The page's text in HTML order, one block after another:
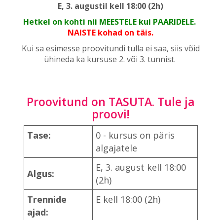
E, 3. augustil kell 18:00 (2h)
Hetkel on kohti nii MEESTELE kui PAARIDELE.
NAISTE kohad on täis.
Kui sa esimesse proovitundi tulla ei saa, siis võid
ühineda ka kursuse 2. või 3. tunnist.
Proovitund on TASUTA. Tule ja
proovi!
Tase:
0 - kursus on päris
algajatele
Algus:
E, 3. august kell 18:00
(2h)
Trennide
ajad:
E kell 18:00 (2h)